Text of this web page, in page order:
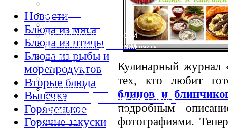
Горячие закуски
Десерты
Консервация
Кулинарные хитрости
Маленьким гурманам
Напитки
Овощные блюда
Первые блюда
Полевая кухня
Постные и диетические блюда
Праздничные блюда
Салаты
Новости
Блюда из мяса
Блюда из птицы
Блюда из рыбы и
морепродуктов
Вторые блюда
Выпечка
Горяченькое
Горячие закуски
Кулинарный журнал
тех, кто любит
блинов и
подробным
фотографиями.